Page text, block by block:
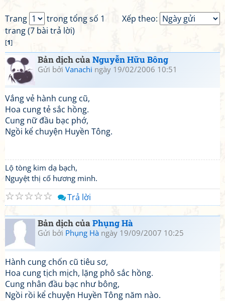
Xếp theo:
Trang
trong tổng số 1
trang (7 bài trả lời)
[1]
Bản dịch củaNguyễn Hữu Bông
Gửi bởi Vanachi ngày 19/02/2006 10:51
Vắng vẻ hành cung cũ,
Hoa cung tẻ sắc hồng.
Cung nữ đầu bạc phớ,
Ngồi kể chuyện Huyền Tông.
Lộ tòng kim dạ bạch,
Nguyệt thị cố hương minh.
☆
☆
☆
☆
☆ Trả lời
Bản dịch củaPhụng Hà
Gửi bởi Phụng Hà ngày 19/09/2007 10:25
Hành cung chốn cũ tiêu sơ,
Hoa cung tịch mịch, lặng phô sắc hồng.
Cung nhân đầu bạc như bông,
Ngồi rồi kể chuyện Huyền Tông năm nào.